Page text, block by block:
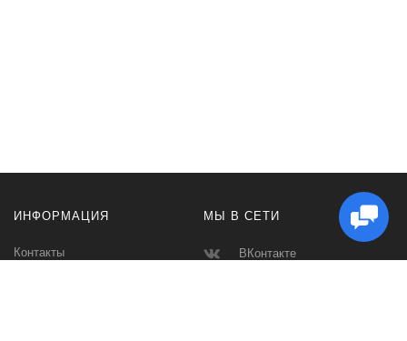
ИНФОРМАЦИЯ
Контакты
МЫ В СЕТИ
ВКонтакте